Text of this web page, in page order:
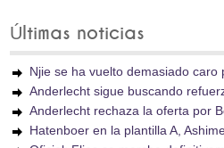
Últimas noticias
Njie se ha vuelto demasiado caro
Anderlecht sigue buscando
Anderlecht rechaza la oferta por
Hatenboer en la plantilla A,